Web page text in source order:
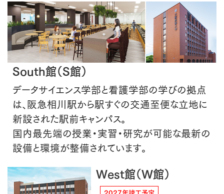
South館（S館）
データサイエンス学部と看護学部の学びの拠点
は、阪急相川駅から駅すぐの交通至便な立地に
新設された駅前キャンパス。
国内最先端の授業・実習・研究が可能な最新の
設備と環境が整備されています。
West館（W館）